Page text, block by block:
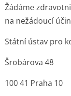
Žádáme
na nežádoucí
Státní ústav pro
Šrobárova 48
100 41 Praha 10